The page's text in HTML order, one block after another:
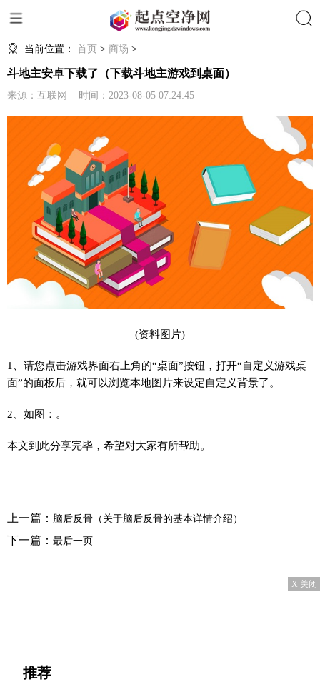
当前位置： 首页 > 商场 >
斗地主安卓下载了（下载斗地主游戏到桌面）
来源：互联网 时间：2023-08-05 07:24:45
(资料图片)
1、请您点击游戏界面右上角的“桌面”按钮，打开“自定义游戏桌
面”的面板后，就可以浏览本地图片来设定自定义背景了。
2、如图：。
本文到此分享完毕，希望对大家有所帮助。
上一篇： 脑后反骨（关于脑后反骨的基本详情介绍）
下一篇： 最后一页
X 关闭
推荐